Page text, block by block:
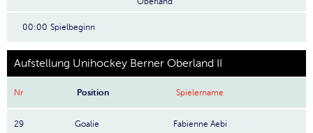
00:00 Spielbeginn
Aufstellung Unihockey Berner Oberland II
Nr Position Spielername
29 Goalie Fabienne Aebi